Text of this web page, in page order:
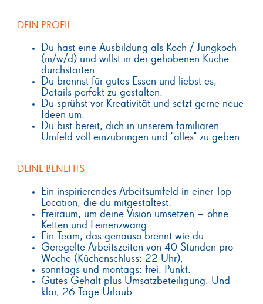
DEIN PROFIL
Du hast eine Ausbildung als Koch / Jungkoch
(m/w/d) und willst in der gehobenen Küche
durchstarten.
Du brennst für gutes Essen und liebst es,
Details perfekt zu gestalten.
Du sprühst vor Kreativität und setzt gerne neue
Ideen um.
Du bist bereit, dich in unserem familiären
Umfeld voll einzubringen und "alles" zu geben.
DEINE BENEFITS
Ein inspirierendes Arbeitsumfeld in einer Top-
Location, die du mitgestaltest.
Freiraum, um deine Vision umsetzen – ohne
Ketten und Leinenzwang.
Ein Team, das genauso brennt wie du.
Geregelte Arbeitszeiten von 40 Stunden pro
Woche (Küchenschluss: 22 Uhr),
sonntags und montags: frei. Punkt.
Gutes Gehalt plus Umsatzbeteiligung. Und
klar, 26 Tage Urlaub